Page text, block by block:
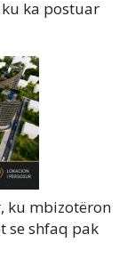
ka postuar
ku mbizotëron
se shfaq pak